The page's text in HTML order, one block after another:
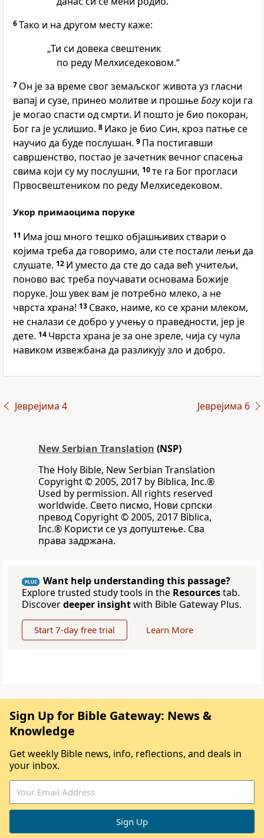
6Тако и на другом месту каже:
„Ти си довека свештеник
по реду Мелхиседековом.“
7 Он је за време свог земаљског живота уз гласни
вапај и сузе, принео молитве и прошњеБогукоји га
је могао спасти од смрти. И пошто је био покоран,
Бог га је услишио. 8 Иако је био Син, кроз патње се
научио да буде послушан. 9 Па постигавши
савршенство, постао је зачетник вечног спасења
свима који су му послушни, 10те га Бог прогласи
Првосвештеником по реду Мелхиседековом.
Укор примаоцима поруке
11 Има још много тешко објашњивих ствари о
којима треба да говоримо, али сте постали лењи да
слушате. 12 И уместо да сте до сада већ учитељи,
поново вас треба поучавати основама Божије
поруке. Још увек вам је потребно млеко, а не
чврста храна! 13 Свако, наиме, ко се храни млеком,
не сналази се добро у учењу о праведности, јер је
дете. 14 Чврста храна је за оне зреле, чија су чула
навиком извежбана да разликују зло и добро.
Јеврејима 4 Јеврејима 6
New Serbian Translation (NSP)
The Holy Bible, New Serbian Translation
Copyright © 2005, 2017 by Biblica, Inc.®
Used by permission. All rights reserved
worldwide. Свето писмо, Нови српски
превод Copyright © 2005, 2017 Biblica,
Inc.® Користи се уз допуштење. Сва
права задржана.
PLUS
Want help understanding this passage?
Explore trusted study tools in the Resourcestab.
Discoverdeeper insightwith Bible Gateway Plus.
Start 7-day free trial Learn More
Sign Up for Bible Gateway: News &
Knowledge
Get weekly Bible news, info, reflections, and deals in
your inbox.